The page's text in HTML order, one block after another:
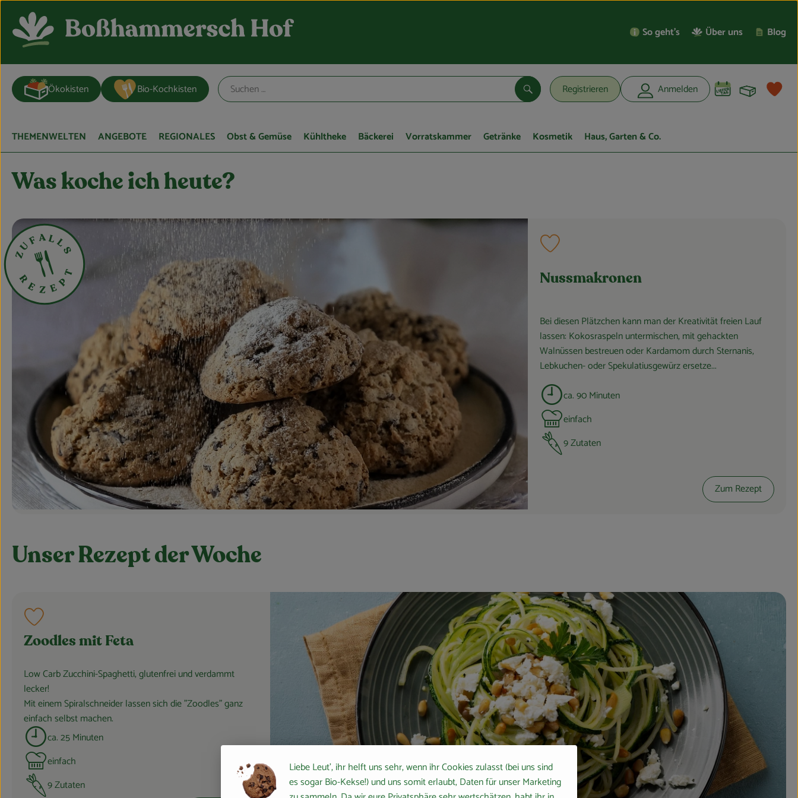
So geht’s Über uns Blog
Registrieren Anmelden
Suchen
Ökokisten Bio-Kochkisten
THEMENWELTEN ANGEBOTE REGIONALES Obst & Gemüse Kühltheke Bäckerei Vorratskammer Getränke Kosmetik Haus, Garten & Co.
Rezeptsammlung
Was koche ich heute?
Z
U
F A L L
S
T
P
E
Z
E
R Nussmakronen
Bei diesen Plätzchen kann man der Kreativität freien Lauf
lassen: Kokosraspeln untermischen, mit gehackten
Walnüssen bestreuen oder Kardamom durch Sternanis,
Lebkuchen- oder Spekulatiusgewürz ersetze...
Zubreitungszeit:
ca. 90 Minuten
Schwierigkeit:
einfach
9 Zutaten
Zum Rezept
Unser Rezept der Woche
Zoodles mit Feta
Low Carb Zucchini-Spaghetti, glutenfrei und verdammt
lecker!
Mit einem Spiralschneider lassen sich die "Zoodles" ganz
einfach selbst machen.
Zubreitungszeit:
ca. 25 Minuten
Schwierigkeit:
einfach
9 Zutaten
Liebe Leut', ihr helft uns sehr, wenn ihr Cookies zulasst (bei uns sind
es sogar Bio-Kekse!) und uns somit erlaubt, Daten für unser Marketing